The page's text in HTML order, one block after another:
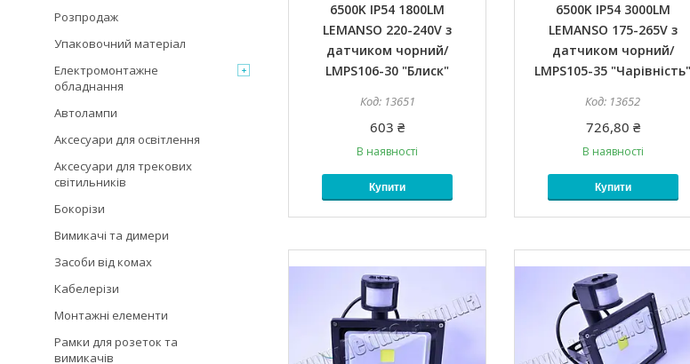
6500K IP54 1800LM
LEMANSO 220-240V з
датчиком чорний/
LMPS106-30 "Блиск"
13651
603 ₴
В наявності
Купити
6500K IP54 3000LM
LEMANSO 175-265V з
датчиком чорний/
LMPS105-35 "Чарівність"
13652
726,80 ₴
В наявності
Купити
Розпродаж
Упаковочний матеріал
Електромонтажне
обладнання
Автолампи
Аксесуари для освітлення
Аксесуари для трекових
світильників
Бокорізи
Вимикачі та димери
Засоби від комах
Кабелерізи
Монтажні елементи
Рамки для розеток та
вимикачів